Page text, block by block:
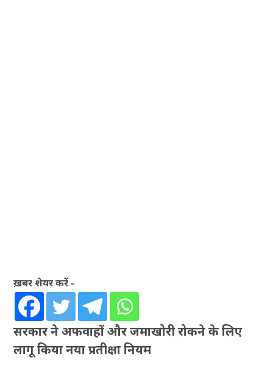
ख़बर शेयर करें -
सरकार ने अफवाहों और जमाखोरी रोकने के लिए
लागू किया नया प्रतीक्षा नियम